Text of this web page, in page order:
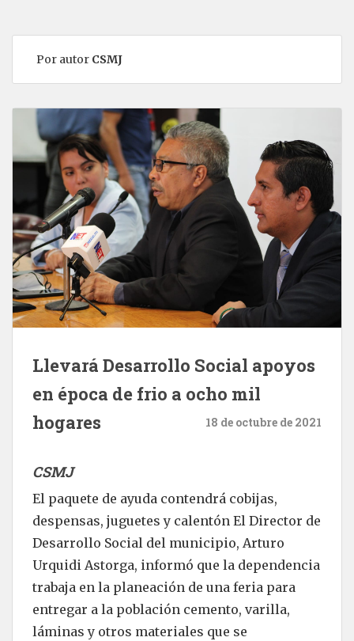
Por autor CSMJ
Llevará Desarrollo Social apoyos
en época de frio a ocho mil
hogares
18 de octubre de 2021
CSMJ
El paquete de ayuda contendrá cobijas,
despensas, juguetes y calentón El Director de
Desarrollo Social del municipio, Arturo
Urquidi Astorga, informó que la dependencia
trabaja en la planeación de una feria para
entregar a la población cemento, varilla,
láminas y otros materiales que se